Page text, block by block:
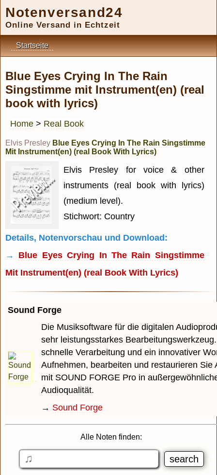
Notenversand24
Online Versand in Echtzeit
Startseite
Blue Eyes Crying In The Rain
Singstimme mit Instrument(en) (real
book with lyrics)
Home > Real Book
Elvis Presley Blue Eyes Crying In The Rain Singstimme
Mit Instrument(en) (real Book With Lyrics)
Elvis Presley for voice & other
instruments (real book with lyrics)
(medium level).
Stichwort: Country
Details, Notenvorschau und Download:
→ Blue Eyes Crying In The Rain Singstimme
Mit Instrument(en) (real Book With Lyrics)
Sound Forge
Die Musiksoftware für die digitalen
sehr leistungsstarkes
schnelle Verarbeitung und ein innovativer
Aufnehmen, bearbeiten und restaurieren Sie
mit SOUND FORGE Pro in
Audioqualität.
→ Sound Forge
Alle Noten finden: